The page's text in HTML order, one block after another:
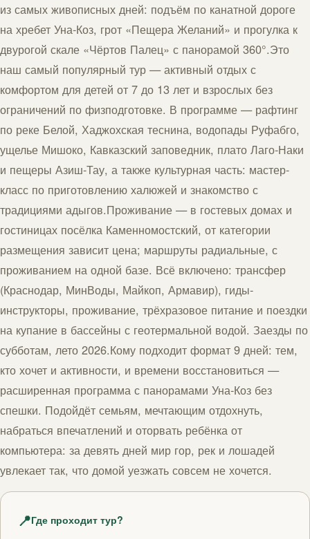
из самых живописных дней: подъём по канатной дороге
на хребет Уна-Коз, грот «Пещера Желаний» и прогулка к
двурогой скале «Чёртов Палец» с панорамой 360°.Это
наш самый популярный тур — активный отдых с
комфортом для детей от 7 до 13 лет и взрослых без
ограничений по физподготовке. В программе — рафтинг
по реке Белой, Хаджохская теснина, водопады Руфабго,
ущелье Мишоко, Кавказский заповедник, плато Лаго-Наки
и пещеры Азиш-Тау, а также культурная часть: мастер-
класс по приготовлению халюжей и знакомство с
традициями адыгов.Проживание — в гостевых домах и
гостиницах посёлка Каменномостский, от категории
размещения зависит цена; маршруты радиальные, с
проживанием на одной базе. Всё включено: трансфер
(Краснодар, МинВоды, Майкоп, Армавир), гиды-
инструкторы, проживание, трёхразовое питание и поездки
на купание в бассейны с геотермальной водой. Заезды по
субботам, лето 2026.Кому подходит формат 9 дней: тем,
кто хочет и активности, и времени восстановиться —
расширенная программа с панорамами Уна-Коз без
спешки. Подойдёт семьям, мечтающим отдохнуть,
набраться впечатлений и оторвать ребёнка от
компьютера: за девять дней мир гор, рек и лошадей
увлекает так, что домой уезжать совсем не хочется.
📍Где проходит тур?